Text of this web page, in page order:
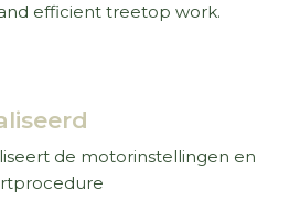
efficient treetop work.
de motorinstellingen en